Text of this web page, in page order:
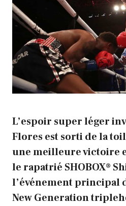
L’espoir super léger
Flores est sorti de la
une meilleure victoire
le rapatrié SHOBOX®
l’événement principal
New Generation